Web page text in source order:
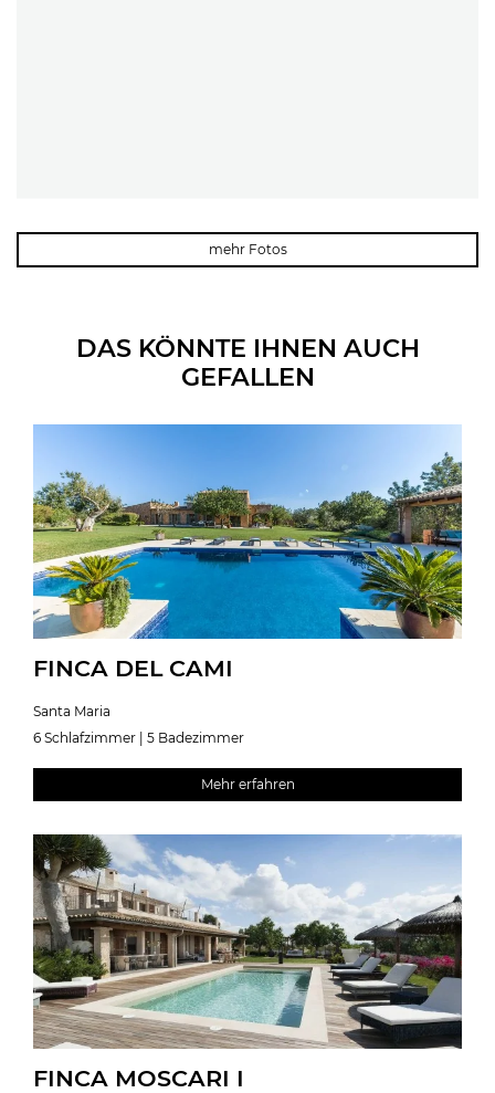
mehr Fotos
DAS KÖNNTE IHNEN AUCH
GEFALLEN
FINCA DEL CAMI
Santa Maria
6 Schlafzimmer | 5 Badezimmer
Mehr erfahren
FINCA MOSCARI I